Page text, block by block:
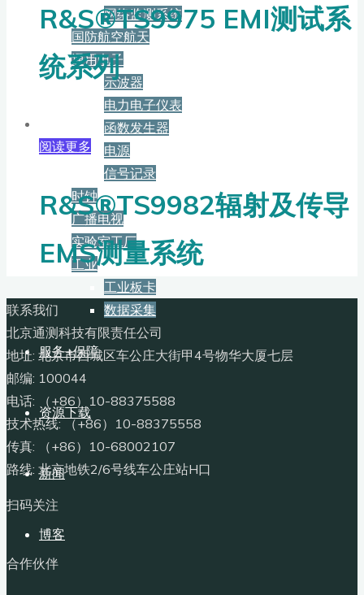
网络监测系统
国防航空航天
通用电子
示波器
电力电子仪表
函数发生器
电源
信号记录
时钟
广播电视
实验室工厂
工业
工业板卡
数据采集
服务+保障
资源下载
新闻
博客
R&S®TS9975 EMI测试系
统系列
阅读更多
R&S®TS9982辐射及传导
EMS测量系统
联系我们
北京通测科技有限责任公司
地址: 北京市西城区车公庄大街甲4号物华大厦七层
邮编: 100044
电话: （+86）10-88375588
技术热线: （+86）10-88375558
传真: （+86）10-68002107
路线: 北京地铁2/6号线车公庄站H口
扫码关注
合作伙伴